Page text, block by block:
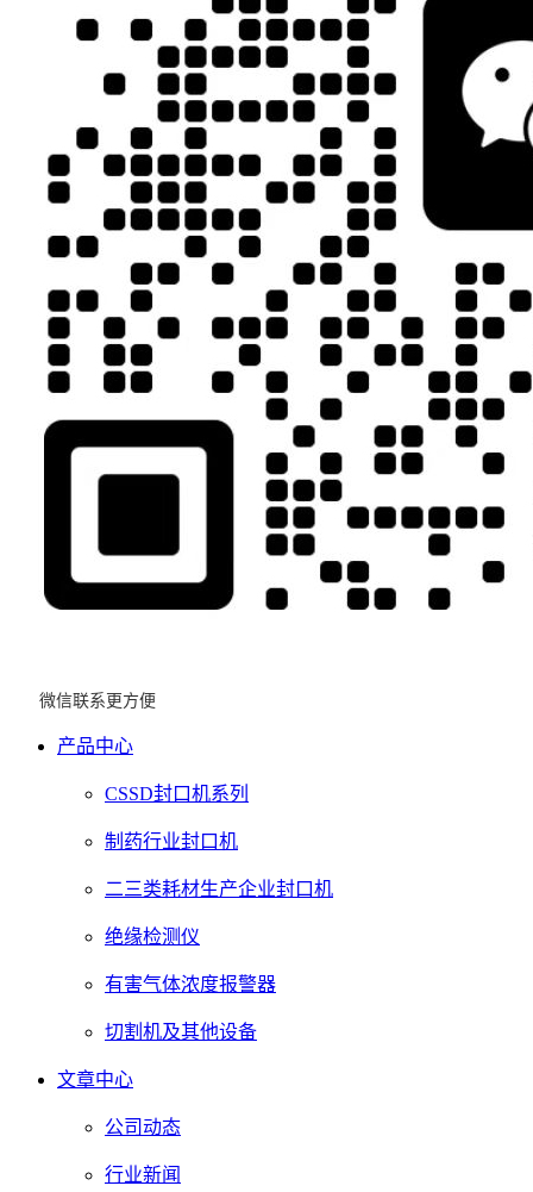
微信联系更方便
产品中心
CSSD封口机系列
制药行业封口机
二三类耗材生产企业封口机
绝缘检测仪
有害气体浓度报警器
切割机及其他设备
文章中心
公司动态
行业新闻